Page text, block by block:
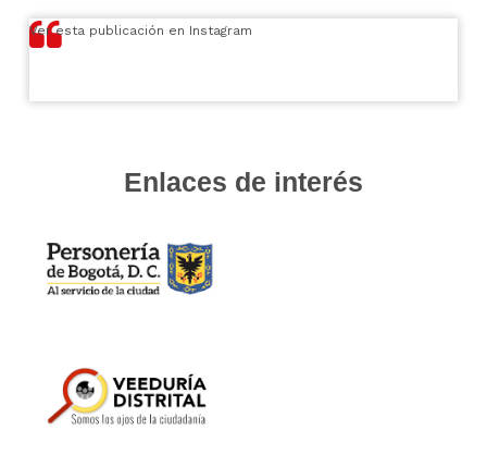
Ver esta publicación en Instagram
Enlaces de interés